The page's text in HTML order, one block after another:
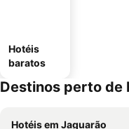
Hotéis
baratos
Destinos perto de
Hotéis em Jaguarão